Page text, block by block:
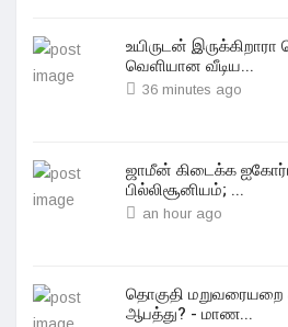
உயிருடன்
வெளியான வீடிய...
36 minutes ago
ஜாமீன் கிடைக்க ஐகோர்ட்
பில்லிசூனியம்; ...
an hour ago
தொகுதி மறுவரையறை
ஆபத்து? - மாண...